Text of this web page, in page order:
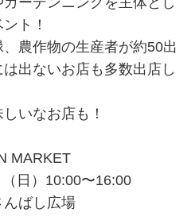
ト！
農作物の生産者が約50出
出ないお店も多数出店し
いなお店も！
MARKET
（日）10:00〜16:00
んばし広場